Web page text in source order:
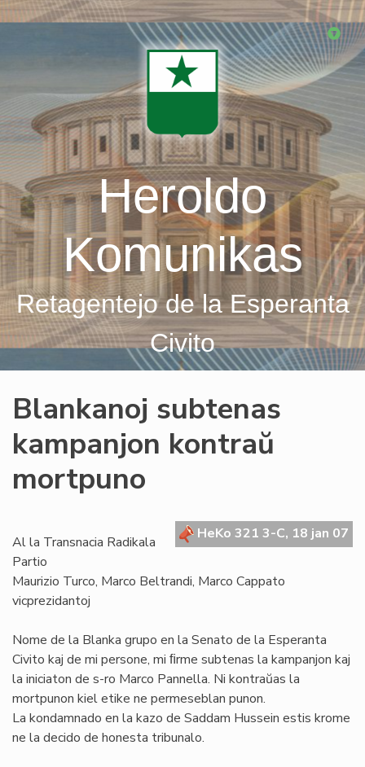
Skip
Heroldo
Komunikas
Retagentejo de la Esperanta
Civito
Blankanoj subtenas
kampanjon kontraŭ
mortpuno
HeKo 321 3-C, 18 jan 07
Al la Transnacia Radikala
Partio
Maurizio Turco, Marco Beltrandi, Marco Cappato
vicprezidantoj
Nome de la Blanka grupo en la Senato de la Esperanta
Civito kaj de mi persone, mi ﬁrme subtenas la kampanjon kaj
la iniciaton de s-ro Marco Pannella. Ni kontraŭas la
mortpunon kiel etike ne permeseblan punon.
La kondamnado en la kazo de Saddam Hussein estis krome
ne la decido de honesta tribunalo.